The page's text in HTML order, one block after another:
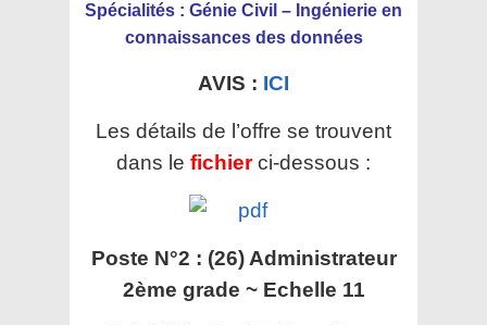
Spécialités : Génie Civil – Ingénierie en
connaissances des données
AVIS : ICI
Les détails de l’offre se trouvent
dans le fichier ci-dessous :
Poste N°2 : (26) Administrateur
2ème grade ~ Echelle 11